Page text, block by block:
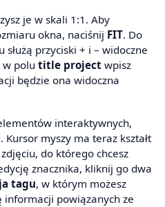
je w skali 1:1. Aby
okna, naciśnij FIT. Do
przyciski + i – widoczne
w polu title project wpisz
będzie ona widoczna
interaktywnych,
. Kursor myszy ma teraz kształt
do którego chcesz
znacznika, kliknij go dwa
tagu, w którym możesz
powiązanych ze